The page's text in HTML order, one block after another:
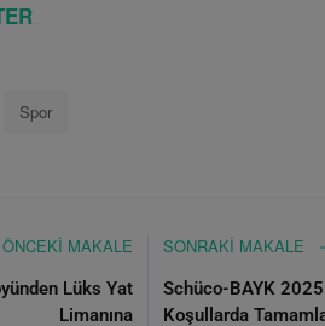
Spor
ÖNCEKI MAKALE
Lüks Yat
Limanına
SONRAKI MAKALE
Schüco-BAYK
Koşullarda